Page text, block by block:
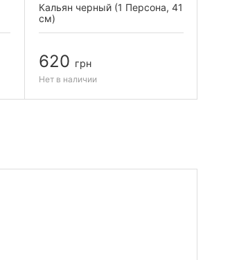
Кальян черный (1 Персона, 41
см)
620 грн
Нет в наличии